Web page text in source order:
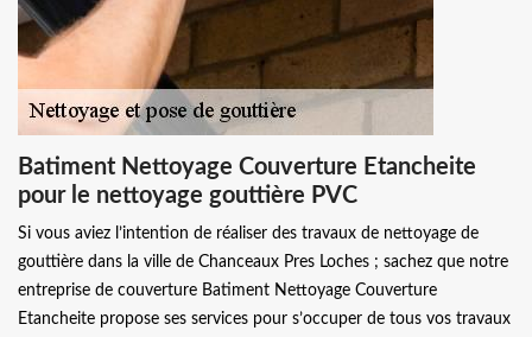
Batiment Nettoyage Couverture Etancheite
pour le nettoyage gouttière PVC
Si vous aviez l’intention de réaliser des travaux de nettoyage de
gouttière dans la ville de Chanceaux Pres Loches ; sachez que notre
entreprise de couverture Batiment Nettoyage Couverture
Etancheite propose ses services pour s’occuper de tous vos travaux